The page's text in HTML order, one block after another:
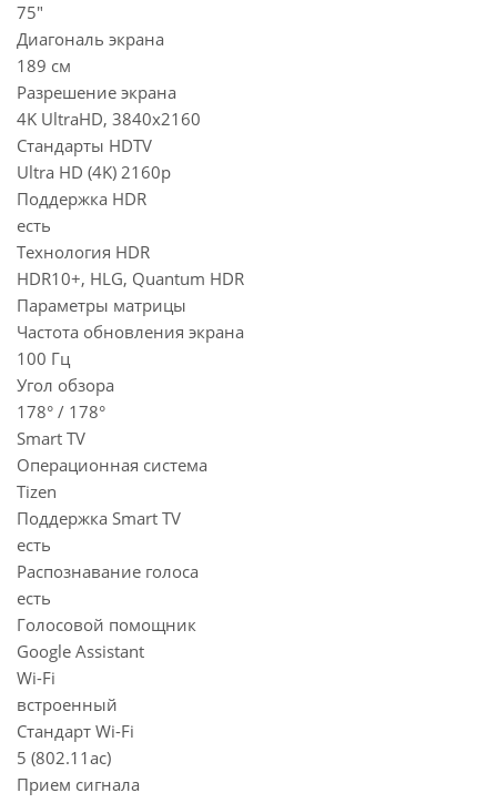
75"
Диагональ экрана
189 см
Разрешение экрана
4K UltraHD, 3840x2160
Стандарты HDTV
Ultra HD (4K) 2160p
Поддержка HDR
есть
Технология HDR
HDR10+, HLG, Quantum HDR
Параметры матрицы
Частота обновления экрана
100 Гц
Угол обзора
178° / 178°
Smart TV
Операционная система
Tizen
Поддержка Smart TV
есть
Распознавание голоса
есть
Голосовой помощник
Google Assistant
Wi-Fi
встроенный
Стандарт Wi-Fi
5 (802.11ac)
Прием сигнала